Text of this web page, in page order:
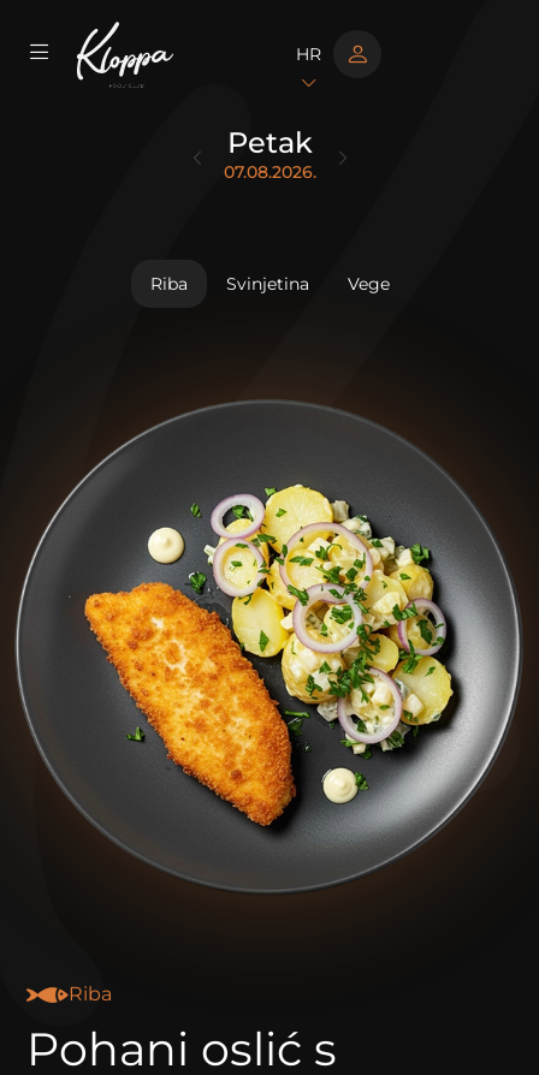
Petak
07.08.2026.
HR
Riba Svinjetina Vege
Riba
Pohani oslić s